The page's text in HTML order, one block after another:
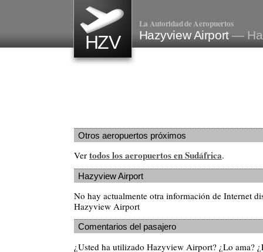
HZV
La Autoridad de Aeropuertos
Hazyview Airport—
Otros aeropuertos próximos
Ver todos los aeropuertos en Sudáfrica.
Hazyview Airport
No hay actualmente otra información de Internet
Hazyview Airport
Comentarios del pasajero
¿Usted ha utilizado Hazyview Airport? ¿Lo ama?